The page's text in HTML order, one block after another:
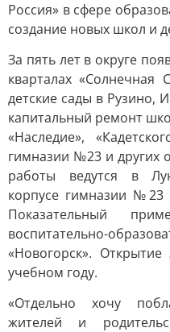
Россия» в сфере
создание новых школ и
За пять лет в округе
кварталах «Солнечная
детские сады в Рузино,
капитальный ремонт
«Наследие»,
гимназии №23 и других
работы ведутся в
корпусе гимназии №23
Показательный
воспитательно-
«Новогорск».
учебном году.
«Отдельно хочу
жителей и